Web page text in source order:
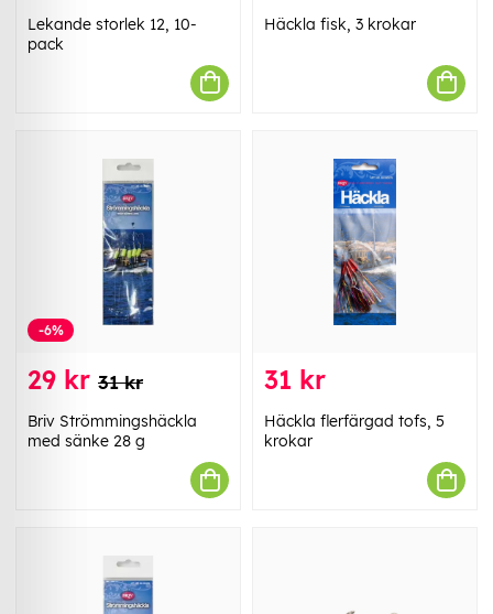
Lekande storlek 12, 10-
pack
Häckla fisk, 3 krokar
-6%
29 kr 31 kr
Briv Strömmingshäckla
med sänke 28 g
31 kr
Häckla flerfärgad tofs, 5
krokar